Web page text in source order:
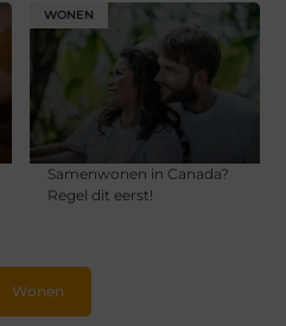
WONEN
Samenwonen in Canada?
Regel dit eerst!
Wonen